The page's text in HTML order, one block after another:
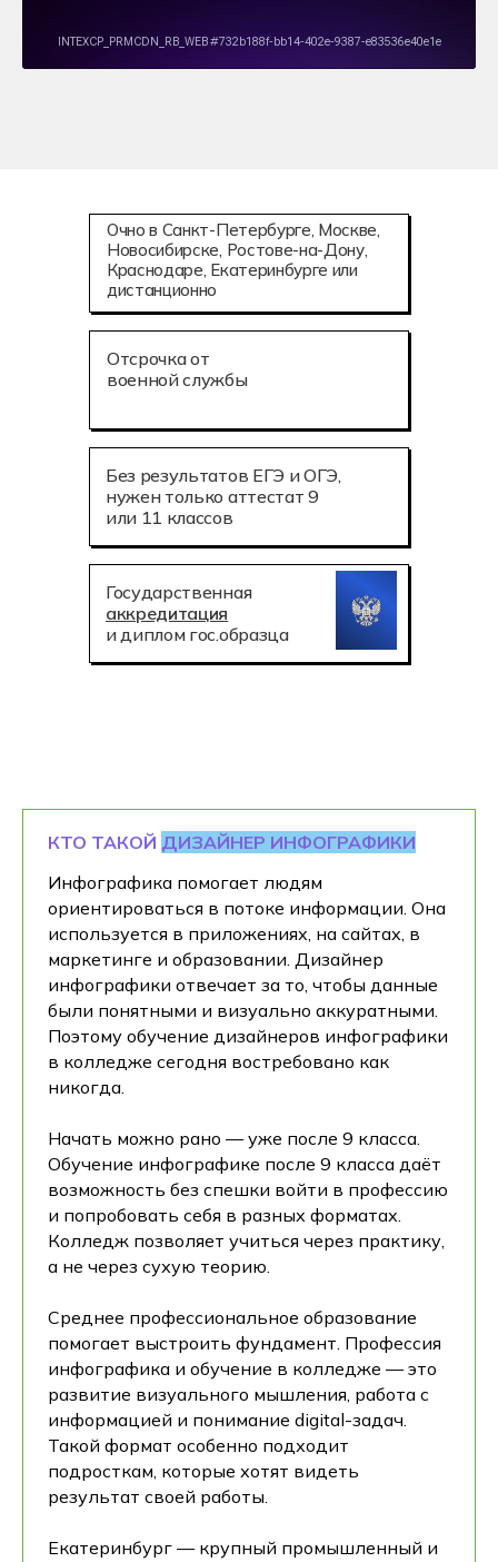
Государственная
аккредитация
и диплом гос.образца
Отсрочка от
военной службы
Без результатов ЕГЭ и ОГЭ,
нужен только аттестат 9
или 11 классов
Очно в Санкт-Петербурге, Москве,
Новосибирске, Ростове-на-Дону,
Краснодаре, Екатеринбурге или
дистанционно
КТО ТАКОЙ ДИЗАЙНЕР ИНФОГРАФИКИ
Инфографика помогает людям
ориентироваться в потоке информации. Она
используется в приложениях, на сайтах, в
маркетинге и образовании. Дизайнер
инфографики отвечает за то, чтобы данные
были понятными и визуально аккуратными.
Поэтому обучение дизайнеров инфографики
в колледже сегодня востребовано как
никогда.
Начать можно рано — уже после 9 класса.
Обучение инфографике после 9 класса даёт
возможность без спешки войти в профессию
и попробовать себя в разных форматах.
Колледж позволяет учиться через практику,
а не через сухую теорию.
Среднее профессиональное образование
помогает выстроить фундамент. Профессия
инфографика и обучение в колледже — это
развитие визуального мышления, работа с
информацией и понимание digital-задач.
Такой формат особенно подходит
подросткам, которые хотят видеть
результат своей работы.
Екатеринбург — крупный промышленный и